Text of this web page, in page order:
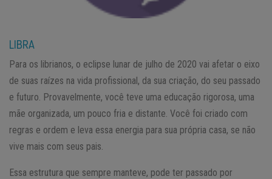
LIBRA
Para os librianos, o eclipse lunar de julho de 2020 vai afetar o eixo
de suas raízes na vida profissional, da sua criação, do seu passado
e futuro. Provavelmente, você teve uma educação rigorosa, uma
mãe organizada, um pouco fria e distante. Você foi criado com
regras e ordem e leva essa energia para sua própria casa, se não
vive mais com seus pais.
Essa estrutura que sempre manteve, pode ter passado por